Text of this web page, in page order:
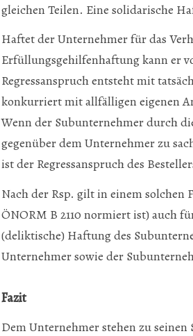
gleichen Teilen. Eine solidarische
Haftet der Unternehmer für das
Erfüllungsgehilfenhaftung kann er
Regressanspruch entsteht mit
konkurriert mit allfälligen eigenen
Wenn der Subunternehmer durch
gegenüber dem Unternehmer zu
ist der Regressanspruch des
Nach der Rsp. gilt in einem solchen
ÖNORM B 2110 normiert ist) auch
(deliktische) Haftung des
Unternehmer sowie der
Fazit
Dem Unternehmer stehen zu